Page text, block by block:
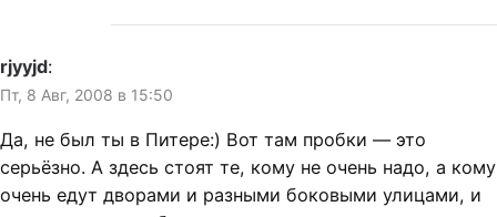
rjyyjd:
Пт, 8 Авг, 2008 в 15:50
Да, не был ты в Питере:) Вот там пробки — это
серьёзно. А здесь стоят те, кому не очень надо, а кому
очень едут дворами и разными боковыми улицами, и